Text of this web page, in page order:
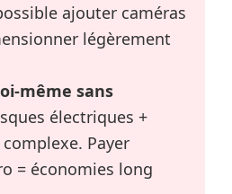
ajouter caméras
légèrement
même sans
électriques +
Payer
= économies long